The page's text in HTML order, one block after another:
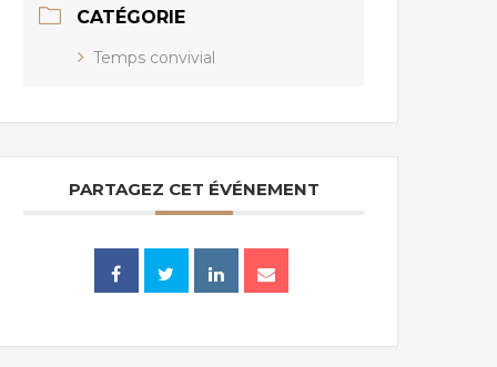
CATÉGORIE
Temps convivial
PARTAGEZ CET ÉVÉNEMENT